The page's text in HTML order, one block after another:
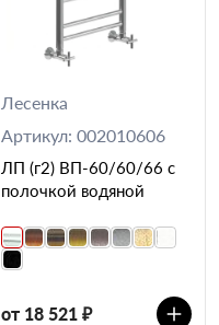
Лесенка
Артикул: 002010606
ЛП (г2) ВП-60/60/66 с
полочкой водяной
от 18 521 ₽